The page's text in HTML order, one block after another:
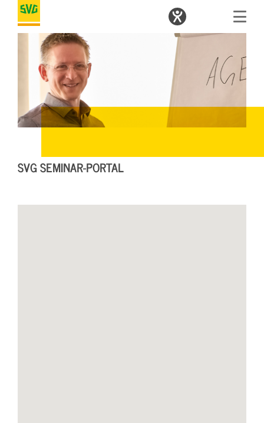
SVG SEMINAR-PORTAL